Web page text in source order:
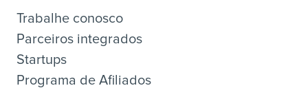
Trabalhe conosco
Parceiros integrados
Startups
Programa de Afiliados